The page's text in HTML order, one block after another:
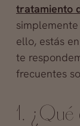
tratamiento
ello, estás
te
frecuentes
1.